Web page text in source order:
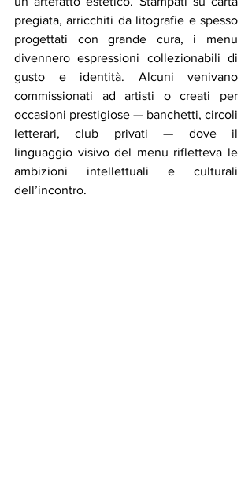
pregiata, arricchiti da litografie e spesso
progettati con grande cura, i menu
divennero espressioni collezionabili di
gusto e identità. Alcuni venivano
commissionati ad artisti o creati per
occasioni prestigiose — banchetti, circoli
letterari, club privati — dove il
linguaggio visivo del menu rifletteva le
ambizioni intellettuali e culturali
dell’incontro.